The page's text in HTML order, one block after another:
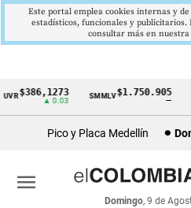
Cintillo
económicos
Colombia
$386,1273
▲ 0.03
SMMLV$1.750.905
Pico y Placa Medellín
Domingo, 9 de
menu
Este portal emplea cookies internas y
estadísticos, funcionales y publicitarios.
consultar más en nuestra